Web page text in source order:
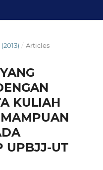
/ Articles
KULIAH
UPBJJ-UT